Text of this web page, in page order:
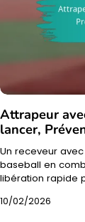
Attrapeur
lancer,
Un receveur
baseball en
libération rapide
10/02/2026